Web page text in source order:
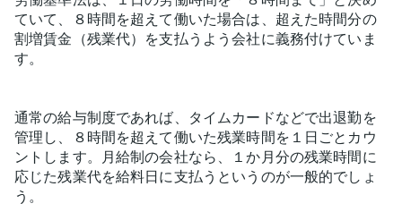
ていて、８時間を超えて働いた場合は、超えた時間分の
割増賃金（残業代）を支払うよう会社に義務付けていま
す。
通常の給与制度であれば、タイムカードなどで出退勤を
管理し、８時間を超えて働いた残業時間を１日ごとカウ
ントします。月給制の会社なら、１か月分の残業時間に
応じた残業代を給料日に支払うというのが一般的でしょ
う。